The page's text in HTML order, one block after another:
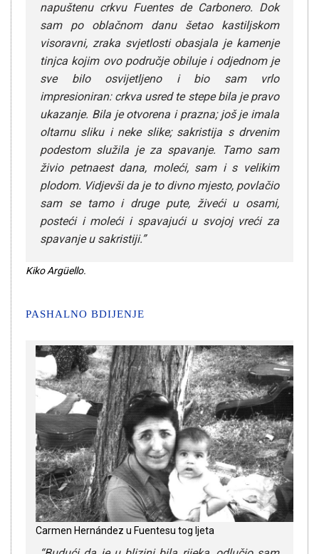
napuštenu crkvu Fuentes de Carbonero. Dok
sam po oblačnom danu šetao kastiljskom
visoravni, zraka svjetlosti obasjala je kamenje
tinjca kojim ovo područje obiluje i odjednom je
sve bilo osvijetljeno i bio sam vrlo
impresioniran: crkva usred te stepe bila je pravo
ukazanje. Bila je otvorena i prazna; još je imala
oltarnu sliku i neke slike; sakristija s drvenim
podestom služila je za spavanje. Tamo sam
živio petnaest dana, moleći, sam i s velikim
plodom. Vidjevši da je to divno mjesto, povlačio
sam se tamo i druge pute, živeći u osami,
posteći i moleći i spavajući u svojoj vreći za
spavanje u sakristiji.”
Kiko Argüello.
PASHALNO BDIJENJE
Carmen Hernández u Fuentesu tog ljeta